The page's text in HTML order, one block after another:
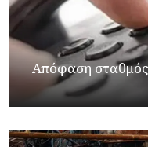
Απόφαση σταθμός